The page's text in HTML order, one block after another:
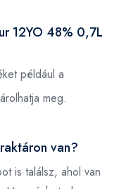
12YO 48% 0,7L
például a
meg.
van?
is találsz, ahol van